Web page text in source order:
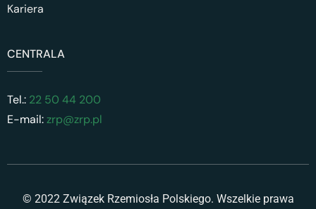
Kariera
CENTRALA
Tel.: 22 50 44 200
E-mail:zrp@zrp.pl
© 2022 Związek Rzemiosła Polskiego. Wszelkie prawa